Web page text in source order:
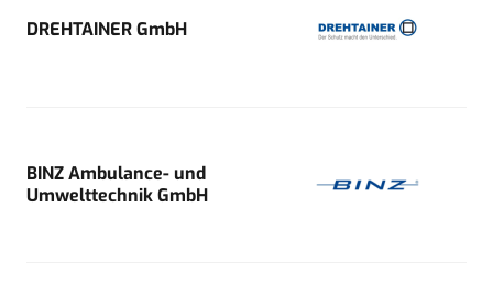
DREHTAINER GmbH
BINZ Ambulance- und
Umwelttechnik GmbH